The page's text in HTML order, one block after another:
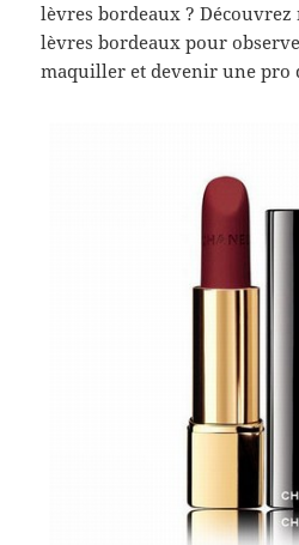
lèvres bordeaux ? Découvrez
lèvres bordeaux pour
maquiller et devenir une pro